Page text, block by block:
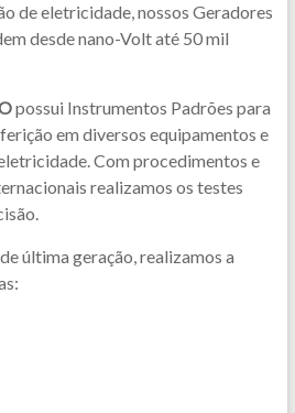
de eletricidade, nossos Geradores
desde nano-Volt até 50 mil
possui Instrumentos Padrões para
em diversos equipamentos e
Com procedimentos e
realizamos os testes
última geração, realizamos a